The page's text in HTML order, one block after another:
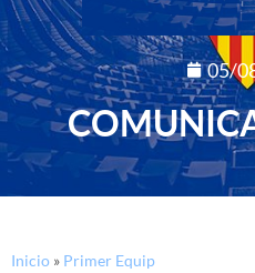
05/
Inicio » Primer Equip